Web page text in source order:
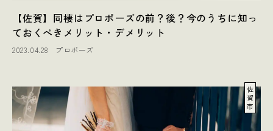
【佐賀】同棲はプロポーズの前？後？今のうちに知っ
ておくべきメリット・デメリット
2023.04.28 プロポーズ
佐
賀
市